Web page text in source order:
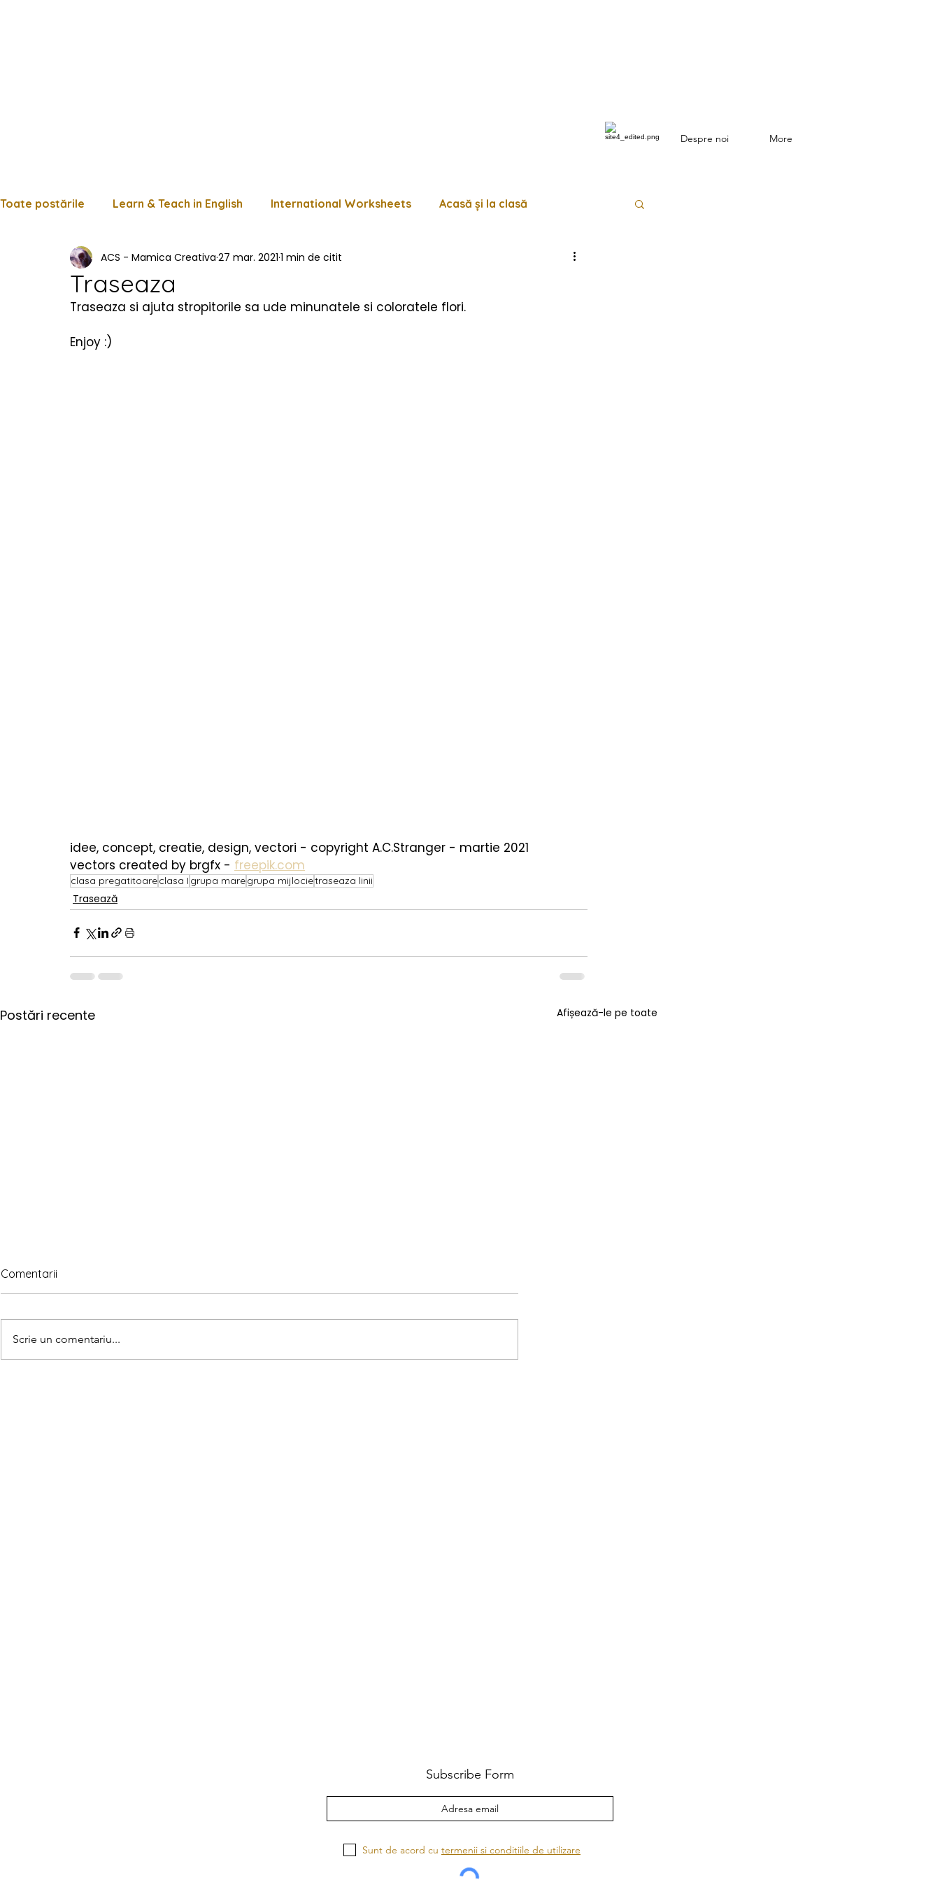
Despre noi More
Toate postările Learn & Teach in English International Worksheets Acasă și la clasă
Limba română Matematică Istorie Fișe de lucru diverse Trasează
Cărți copii Poezii & povești Termeni utilizare Fizica Muzică Clasică
Traseaza
ACS - Mamica Creativa 27 mar. 2021 1 min de citit
Traseaza si ajuta stropitorile sa ude minunatele si coloratele flori.
Enjoy :)
idee, concept, creatie, design, vectori - copyright A.C.Stranger - martie 2021
vectors created by brgfx - freepik.com
clasa pregatitoareclasa I grupa maregrupa mijlocietraseaza linii
Trasează
Postări recente Afișează-le pe toate
Grafisme La plajă
Trasează și colorează
Comentarii
Scrie un comentariu...
Subscribe Form
Sunt de acord cu termenii si conditiile de utilizare